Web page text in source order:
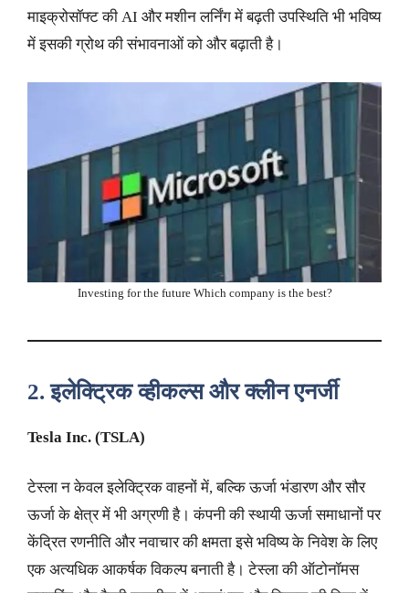
माइक्रोसॉफ्ट की AI और मशीन लर्निंग में बढ़ती उपस्थिति भी भविष्य
में इसकी ग्रोथ की संभावनाओं को और बढ़ाती है।
Investing for the future Which company is the best?
2.इलेक्ट्रिक व्हीकल्स और क्लीन एनर्जी
Tesla Inc. (TSLA)
टेस्ला न केवल इलेक्ट्रिक वाहनों में, बल्कि ऊर्जा भंडारण और सौर
ऊर्जा के क्षेत्र में भी अग्रणी है। कंपनी की स्थायी ऊर्जा समाधानों पर
केंद्रित रणनीति और नवाचार की क्षमता इसे भविष्य के निवेश के लिए
एक अत्यधिक आकर्षक विकल्प बनाती है। टेस्ला की ऑटोनॉमस